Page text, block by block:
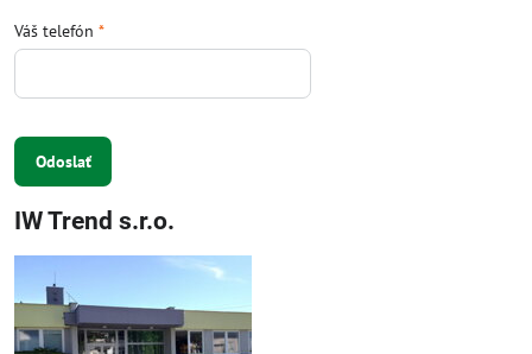
Váš telefón *
Odoslať
IW Trend s.r.o.